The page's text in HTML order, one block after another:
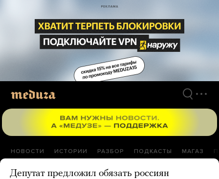
материалам
НОВОСТИ ИСТОРИИ РАЗБОР ПОДКАСТЫ МАГАЗ
Депутат предложил обязать россиян